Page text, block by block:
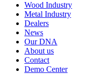
Wood Industry
Metal Industry
Dealers
News
Our DNA
About us
Contact
Demo Center